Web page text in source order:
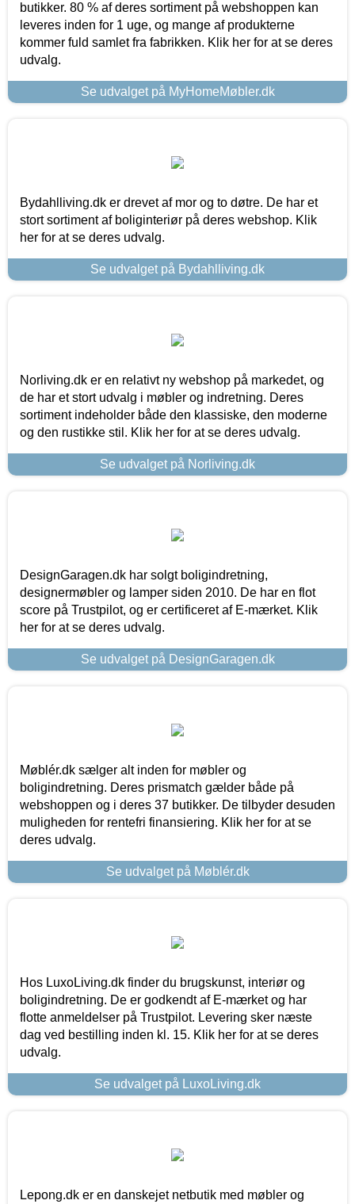
butikker. 80 % af deres sortiment på webshoppen kan
leveres inden for 1 uge, og mange af produkterne
kommer fuld samlet fra fabrikken. Klik her for at se deres
udvalg.
Se udvalget på MyHomeMøbler.dk
Bydahlliving.dk er drevet af mor og to døtre. De har et
stort sortiment af boliginteriør på deres webshop. Klik
her for at se deres udvalg.
Se udvalget på Bydahlliving.dk
Norliving.dk er en relativt ny webshop på markedet, og
de har et stort udvalg i møbler og indretning. Deres
sortiment indeholder både den klassiske, den moderne
og den rustikke stil. Klik her for at se deres udvalg.
Se udvalget på Norliving.dk
DesignGaragen.dk har solgt boligindretning,
designermøbler og lamper siden 2010. De har en flot
score på Trustpilot, og er certificeret af E-mærket. Klik
her for at se deres udvalg.
Se udvalget på DesignGaragen.dk
Møblér.dk sælger alt inden for møbler og
boligindretning. Deres prismatch gælder både på
webshoppen og i deres 37 butikker. De tilbyder desuden
muligheden for rentefri finansiering. Klik her for at se
deres udvalg.
Se udvalget på Møblér.dk
Hos LuxoLiving.dk finder du brugskunst, interiør og
boligindretning. De er godkendt af E-mærket og har
flotte anmeldelser på Trustpilot. Levering sker næste
dag ved bestilling inden kl. 15. Klik her for at se deres
udvalg.
Se udvalget på LuxoLiving.dk
Lepong.dk er en danskejet netbutik med møbler og